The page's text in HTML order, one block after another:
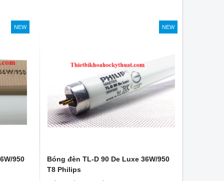
- Tạo ra từ màu trắng ấm đến ánh sáng
NEW
950
NEW
Bóng đèn TL-D 90 De Luxe 36W/950
T8 Philips